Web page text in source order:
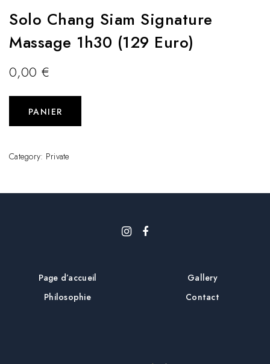
Solo Chang Siam Signature
Massage 1h30 (129 Euro)
0,00€
PANIER
Category: Private
Page d’accueil
Philosophie
Gallery
Contact